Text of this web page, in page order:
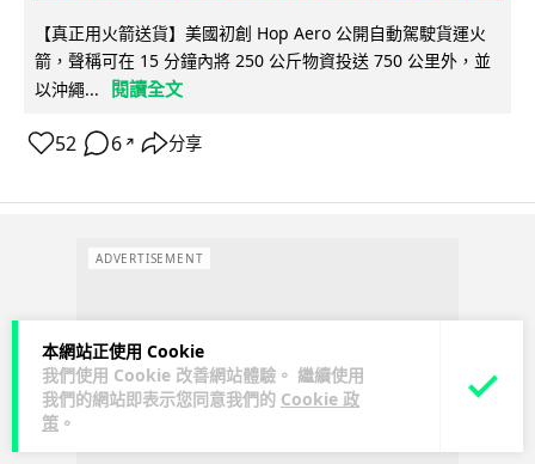
本網站正使用 Cookie
我們使用 Cookie 改善網站體驗。 繼續使用
我們的網站即表示您同意我們的 Cookie 政
策 。
【真正用火箭送貨】美國初創 Hop Aero 公開自動駕駛貨運火
箭，聲稱可在 15 分鐘內將 250 公斤物資投送 750 公里外，並
以沖繩...
閱讀全文
52 6 ↗ 分享
ADVERTISEMENT